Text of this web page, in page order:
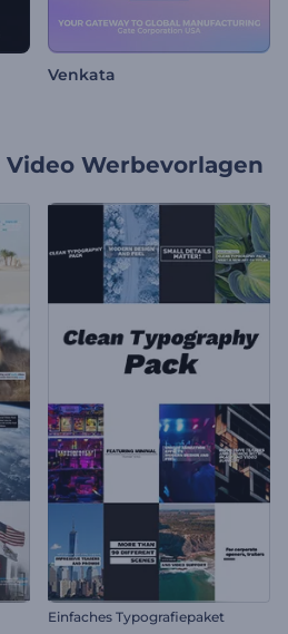
Venkata
Video Werbevorlagen
Einfaches Typografiepaket